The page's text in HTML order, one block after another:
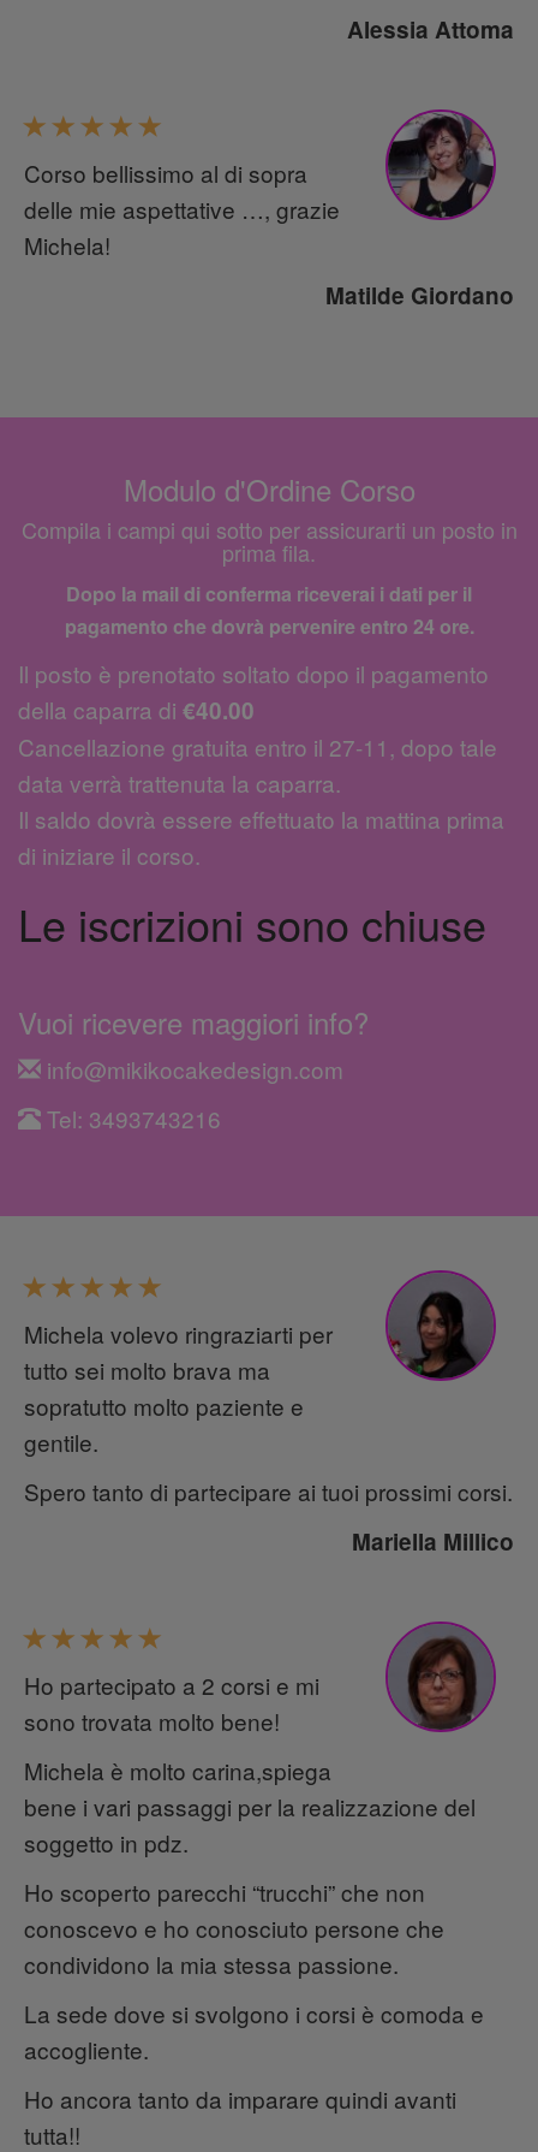
Alessia Attoma
Corso bellissimo al di sopra
delle mie aspettative …, grazie
Michela!
Matilde Giordano
Modulo d'Ordine Corso
Compila i campi qui sotto per assicurarti un posto in
prima fila.
Dopo la mail di conferma riceverai i dati per il
pagamento che dovrà pervenire entro 24 ore.
Il posto è prenotato soltato dopo il pagamento
della caparra di €40.00
Cancellazione gratuita entro il 27-11, dopo tale
data verrà trattenuta la caparra.
Il saldo dovrà essere effettuato la mattina prima
di iniziare il corso.
Le iscrizioni sono chiuse
Vuoi ricevere maggiori info?
info@mikikocakedesign.com
Tel: 3493743216
Michela volevo ringraziarti per
tutto sei molto brava ma
sopratutto molto paziente e
gentile.
Spero tanto di partecipare ai tuoi prossimi corsi.
Mariella Millico
Ho partecipato a 2 corsi e mi
sono trovata molto bene!
Michela è molto carina,spiega
bene i vari passaggi per la realizzazione del
soggetto in pdz.
Ho scoperto parecchi “trucchi” che non
conoscevo e ho conosciuto persone che
condividono la mia stessa passione.
La sede dove si svolgono i corsi è comoda e
accogliente.
Ho ancora tanto da imparare quindi avanti
tutta!!